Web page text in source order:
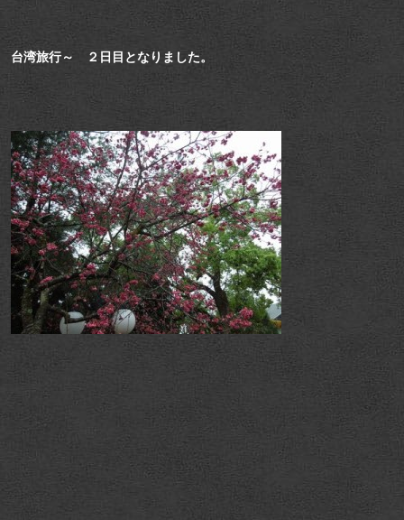
台湾旅行～ ２日目となりました。